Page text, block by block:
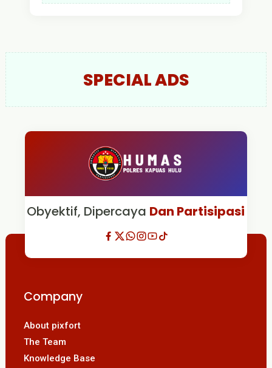
SPECIAL ADS
Obyektif, Dipercaya Dan Partisipasi
Company
About pixfort
The Team
Knowledge Base